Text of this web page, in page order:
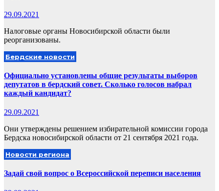
29.09.2021
Налоговые органы Новосибирской области были
реорганизованы.
Бердские новости
Официально установлены общие результаты выборов
депутатов в бердский совет. Сколько голосов набрал
каждый кандидат?
29.09.2021
Они утверждены решением избирательной комиссии города
Бердска новосибирской области от 21 сентября 2021 года.
Новости региона
Задай свой вопрос о Всероссийской переписи населения